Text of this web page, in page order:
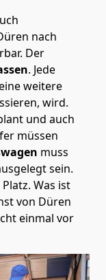
nach
Der
. Jede
weitere
wird.
und auch
müssen
muss
sein.
Was ist
von Düren
einmal vor